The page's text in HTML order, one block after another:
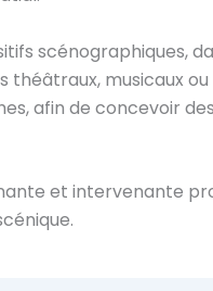
scénographiques,
musicaux
afin de concevoir
et intervenante